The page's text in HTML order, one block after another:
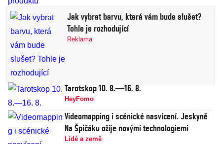
Jak vybrat barvu, která vám bude slušet?
Tohle je rozhodující
Reklama
Tarotskop 10. 8.—16. 8.
HeyFomo
Videomapping i scénické nasvícení. Jeskyně
Na Špičáku ožije novými technologiemi
Lidé a země